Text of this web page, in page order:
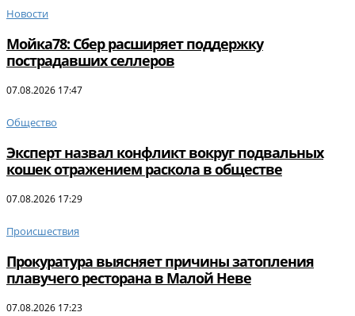
Новости
Мойка78: Сбер расширяет поддержку
пострадавших селлеров
07.08.2026 17:47
Общество
Эксперт назвал конфликт вокруг подвальных
кошек отражением раскола в обществе
07.08.2026 17:29
Происшествия
Прокуратура выясняет причины затопления
плавучего ресторана в Малой Неве
07.08.2026 17:23